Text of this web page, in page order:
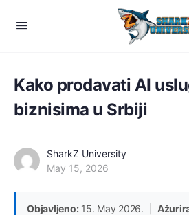
Kako prodavati AI
biznisima u Srbiji
SharkZ University
May 15, 2026
Objavljeno:15. May 2026. |